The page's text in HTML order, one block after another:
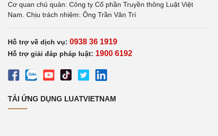
Cơ quan chủ quản: Công ty Cổ phần Truyền thông Luật Việt
Nam. Chịu trách nhiệm: Ông Trần Văn Trí
Hỗ trợ về dịch vụ: 0938 36 1919
Hỗ trợ giải đáp pháp luật: 1900 6192
TẢI ỨNG DỤNG LUATVIETNAM